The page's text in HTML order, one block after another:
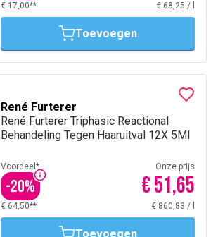
€ 17,00** € 68,25 /
Toevoegen
René Furterer
René Furterer Triphasic Reactional
Behandeling Tegen Haaruitval 12X 5Ml
Voordeel*
-20%
Onze prijs
€ 51,65
€ 64,50** € 860,83 /
Toevoegen